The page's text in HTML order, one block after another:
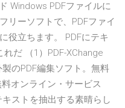
Windows PDFファイルに
リーソフトで、PDFファイ
役立ちます。 PDFにテキ
だ （1）PDF-XChange
のPDF編集ソフト。無料
オンライン・サービス
ストを抽出する素晴らし